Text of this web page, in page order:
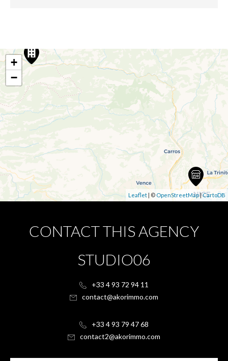
+
−
Leaflet | © OpenStreetMap |CartoDB
CONTACT THIS AGENCY
STUDIO06
+33 4 93 72 94 11
contact@akorimmo.com
+33 4 93 79 47 68
contact2@akorimmo.com